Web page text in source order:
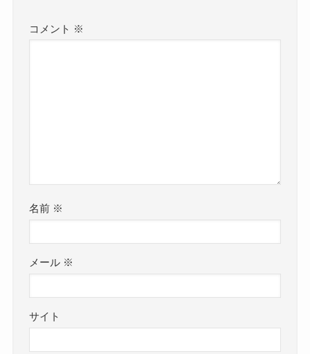
コメント ※
名前 ※
メール ※
サイト